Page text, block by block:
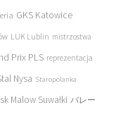
GKS Katowice
LUK Lublin mistrzostwa
Prix PLS reprezentacja
Nysa Staropolanka
Malow Suwałki バレー